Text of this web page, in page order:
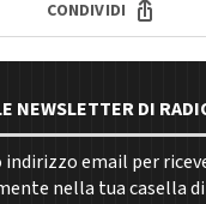
CONDIVIDI
NEWSLETTER DI
email per
nella tua casella